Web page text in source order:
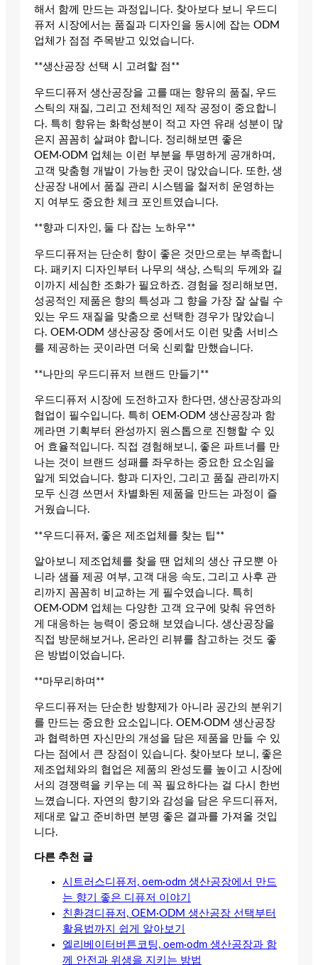
해서 함께 만드는 과정입니다. 찾아보다 보니 우드디
퓨저 시장에서는 품질과 디자인을 동시에 잡는 ODM
업체가 점점 주목받고 있었습니다.
**생산공장 선택 시 고려할 점**
우드디퓨저 생산공장을 고를 때는 향유의 품질, 우드
스틱의 재질, 그리고 전체적인 제작 공정이 중요합니
다. 특히 향유는 화학성분이 적고 자연 유래 성분이 많
은지 꼼꼼히 살펴야 합니다. 정리해보면 좋은
OEM·ODM 업체는 이런 부분을 투명하게 공개하며,
고객 맞춤형 개발이 가능한 곳이 많았습니다. 또한, 생
산공장 내에서 품질 관리 시스템을 철저히 운영하는
지 여부도 중요한 체크 포인트였습니다.
**향과 디자인, 둘 다 잡는 노하우**
우드디퓨저는 단순히 향이 좋은 것만으로는 부족합니
다. 패키지 디자인부터 나무의 색상, 스틱의 두께와 길
이까지 세심한 조화가 필요하죠. 경험을 정리해보면,
성공적인 제품은 향의 특성과 그 향을 가장 잘 살릴 수
있는 우드 재질을 맞춤으로 선택한 경우가 많았습니
다. OEM·ODM 생산공장 중에서도 이런 맞춤 서비스
를 제공하는 곳이라면 더욱 신뢰할 만했습니다.
**나만의 우드디퓨저 브랜드 만들기**
우드디퓨저 시장에 도전하고자 한다면, 생산공장과의
협업이 필수입니다. 특히 OEM·ODM 생산공장과 함
께라면 기획부터 완성까지 원스톱으로 진행할 수 있
어 효율적입니다. 직접 경험해보니, 좋은 파트너를 만
나는 것이 브랜드 성패를 좌우하는 중요한 요소임을
알게 되었습니다. 향과 디자인, 그리고 품질 관리까지
모두 신경 쓰면서 차별화된 제품을 만드는 과정이 즐
거웠습니다.
**우드디퓨저, 좋은 제조업체를 찾는 팁**
알아보니 제조업체를 찾을 땐 업체의 생산 규모뿐 아
니라 샘플 제공 여부, 고객 대응 속도, 그리고 사후 관
리까지 꼼꼼히 비교하는 게 필수였습니다. 특히
OEM·ODM 업체는 다양한 고객 요구에 맞춰 유연하
게 대응하는 능력이 중요해 보였습니다. 생산공장을
직접 방문해보거나, 온라인 리뷰를 참고하는 것도 좋
은 방법이었습니다.
**마무리하며**
우드디퓨저는 단순한 방향제가 아니라 공간의 분위기
를 만드는 중요한 요소입니다. OEM·ODM 생산공장
과 협력하면 자신만의 개성을 담은 제품을 만들 수 있
다는 점에서 큰 장점이 있습니다. 찾아보다 보니, 좋은
제조업체와의 협업은 제품의 완성도를 높이고 시장에
서의 경쟁력을 키우는 데 꼭 필요하다는 걸 다시 한번
느꼈습니다. 자연의 향기와 감성을 담은 우드디퓨저,
제대로 알고 준비하면 분명 좋은 결과를 가져올 것입
니다.
다른 추천 글
시트러스디퓨저, oem·odm 생산공장에서 만드
는 향기 좋은 디퓨저 이야기
친환경디퓨저, OEM·ODM 생산공장 선택부터
활용법까지 쉽게 알아보기
엘리베이터버튼코팅, oem·odm 생산공장과 함
께 안전과 위생을 지키는 방법